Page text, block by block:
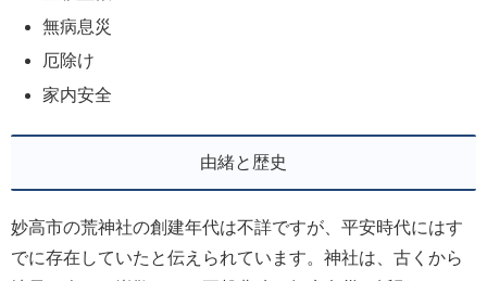
無病息災
厄除け
家内安全
由緒と歴史
妙高市の荒神社の創建年代は不詳ですが、平安時代にはす
でに存在していたと伝えられています。神社は、古くから